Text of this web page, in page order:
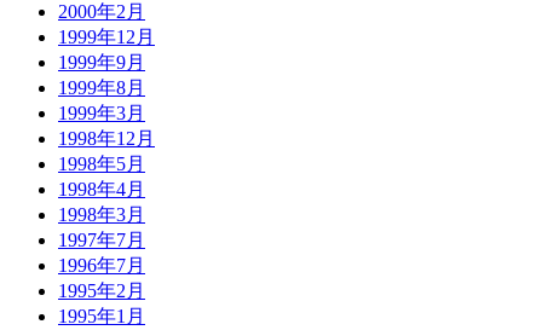
2000年2月
1999年12月
1999年9月
1999年8月
1999年3月
1998年12月
1998年5月
1998年4月
1998年3月
1997年7月
1996年7月
1995年2月
1995年1月